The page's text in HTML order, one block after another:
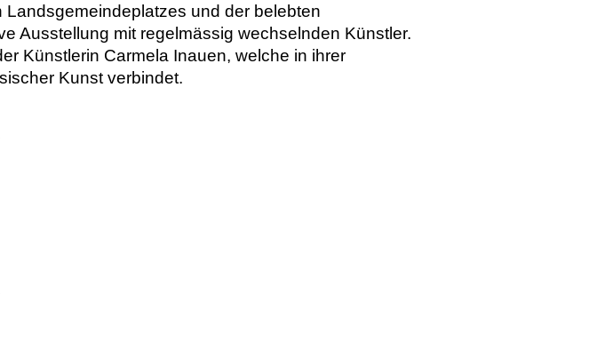
und der belebten
Ausstellung mit regelmässig wechselnden Künstler.
Künstlerin Carmela Inauen, welche in ihrer
Kunst verbindet.